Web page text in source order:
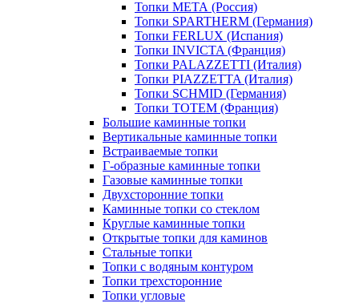
Топки МЕТА (Россия)
Топки SPARTHERM (Германия)
Топки FERLUX (Испания)
Топки INVICTA (Франция)
Топки PALAZZETTI (Италия)
Топки PIAZZETTA (Италия)
Топки SCHMID (Германия)
Топки TOTEM (Франция)
Большие каминные топки
Вертикальные каминные топки
Встраиваемые топки
Г-образные каминные топки
Газовые каминные топки
Двухсторонние топки
Каминные топки со стеклом
Круглые каминные топки
Открытые топки для каминов
Стальные топки
Топки с водяным контуром
Топки трехсторонние
Топки угловые